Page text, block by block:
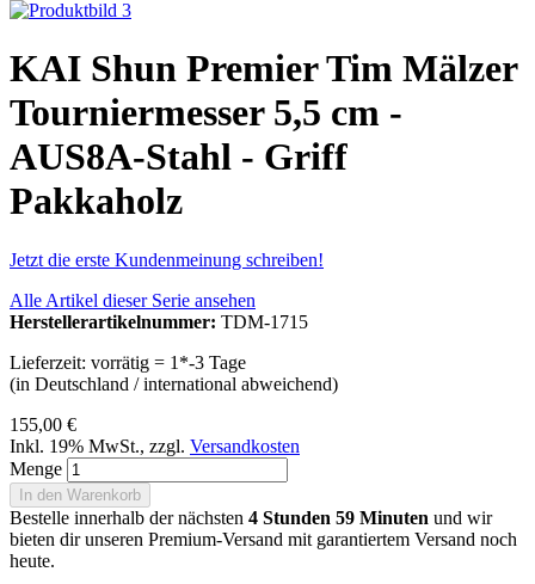
KAI Shun Premier Tim Mälzer
Tourniermesser 5,5 cm -
AUS8A-Stahl - Griff
Pakkaholz
Jetzt die erste Kundenmeinung schreiben!
Alle Artikel dieser Serie ansehen
Herstellerartikelnummer: TDM-1715
Lieferzeit: vorrätig = 1*-3 Tage
(in Deutschland / international abweichend)
155,00 €
Inkl. 19% MwSt., zzgl. Versandkosten
Menge
In den Warenkorb
Bestelle innerhalb der nächsten 4 Stunden 59 Minuten und wir
bieten dir unseren Premium-Versand mit garantiertem Versand noch
heute.